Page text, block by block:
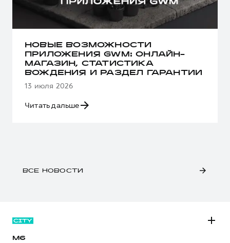
НОВЫЕ ВОЗМОЖНОСТИ
ПРИЛОЖЕНИЯ GWM: ОНЛАЙН-
МАГАЗИН, СТАТИСТИКА
ВОЖДЕНИЯ И РАЗДЕЛ ГАРАНТИИ
13 июля 2026
Читать дальше
ВСЕ НОВОСТИ
M6